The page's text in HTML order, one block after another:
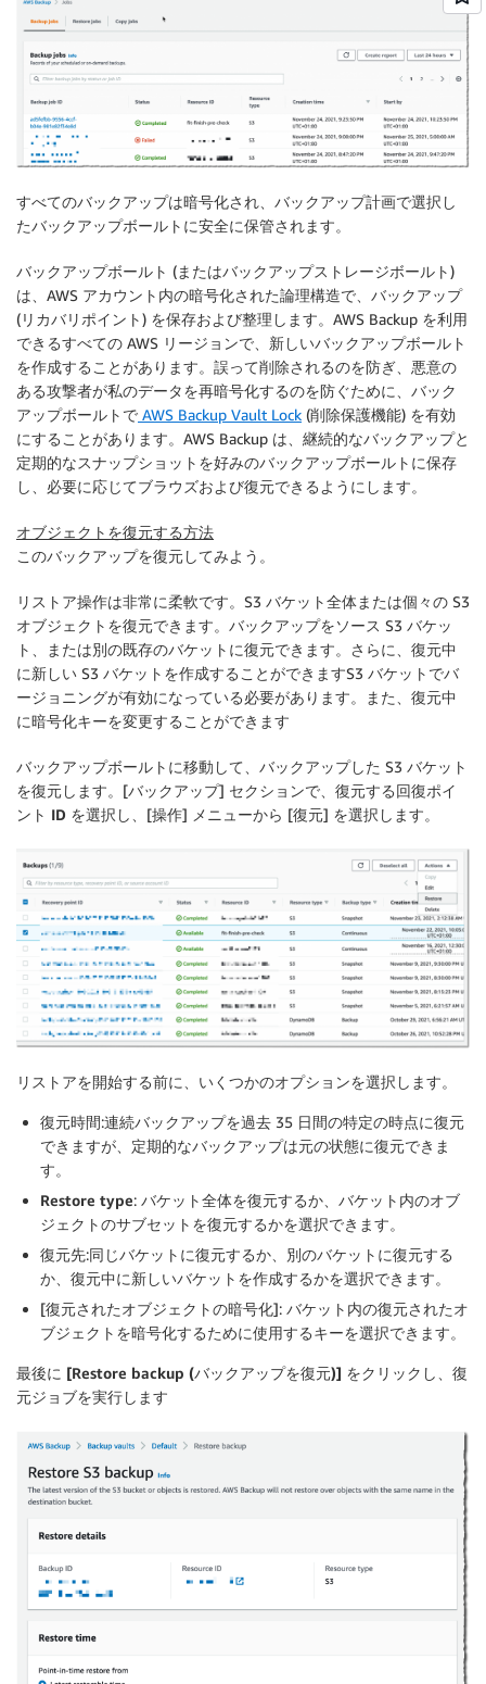
すべてのバックアップは暗号化され、バックアップ計画で選択し
たバックアップボールトに安全に保管されます。
バックアップボールト (またはバックアップストレージボールト)
は、AWS アカウント内の暗号化された論理構造で、バックアップ
(リカバリポイント) を保存および整理します。AWS Backup を利用
できるすべての AWS リージョンで、新しいバックアップボールト
を作成することがあります。誤って削除されるのを防ぎ、悪意の
ある攻撃者が私のデータを再暗号化するのを防ぐために、バック
アップボールトで AWS Backup Vault Lock (削除保護機能) を有効
にすることがあります。AWS Backup は、継続的なバックアップと
定期的なスナップショットを好みのバックアップボールトに保存
し、必要に応じてブラウズおよび復元できるようにします。
オブジェクトを復元する方法
このバックアップを復元してみよう。
リストア操作は非常に柔軟です。S3 バケット全体または個々の S3
オブジェクトを復元できます。バックアップをソース S3 バケッ
ト、または別の既存のバケットに復元できます。さらに、復元中
に新しい S3 バケットを作成することができますS3 バケットでバ
ージョニングが有効になっている必要があります。また、復元中
に暗号化キーを変更することができます
バックアップボールトに移動して 、バックアップした S3 バケット
を復元します。[バックアップ] セクションで、 復元する回復ポイ
ント ID を選択し、[操作] メニューから [復元] を選択します。
リストアを開始する前に、いくつかのオプションを選択します。
復元時間:連続バックアップを過去 35 日間の特定の時点に復元
できますが、定期的なバックアップは元の状態に復元できま
す。
Restore type: バケット全体を復元するか、バケット内のオブ
ジェクトのサブセットを復元するかを選択できます。
復元先:同じバケットに復元するか、別のバケットに復元する
か、復元中に新しいバケットを作成するかを選択できます。
[復元されたオブジェクトの暗号化]: バケット内の復元されたオ
ブジェクトを暗号化するために使用するキーを選択できます。
最後に [Restore backup (バックアップを復元)] をクリックし、復
元ジョブを実行します